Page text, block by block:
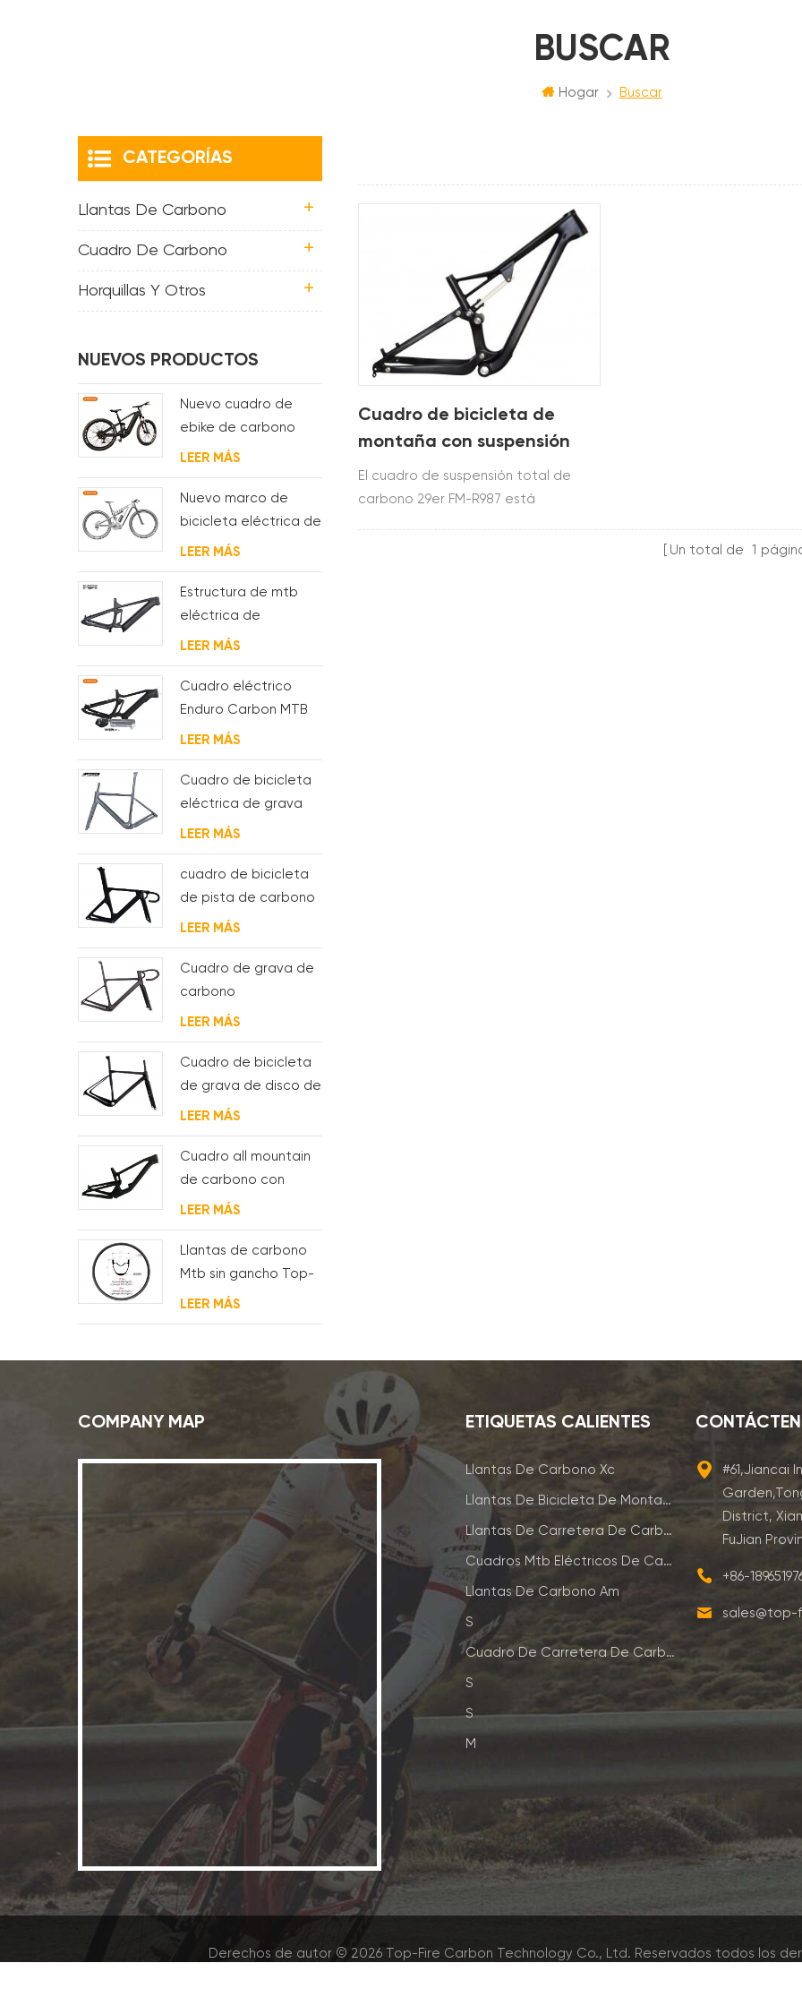
BUSCAR
Hogar Buscar
Cuadro de bicicleta de
montaña con suspensión
completa de fibra de
carbono 29er para XC
El cuadro de suspensión total de
carbono 29er FM-R987 está
Un total de 1
CATEGORÍAS
Llantas De Carbono
Cuadro De Carbono
Horquillas Y Otros
NUEVOS PRODUCTOS
Nuevo cuadro de
ebike de carbono
con motor bafang
M620 de suspensión
completa para MTB y
fat bike
LEER MÁS
Nuevo marco de
bicicleta eléctrica de
suspensión completa
BAFANG G510 de
molde
LEER MÁS
Estructura de mtb
eléctrica de
suspensión con
enrutamiento de
cables
completamente
interno
LEER MÁS
Cuadro eléctrico
Enduro Carbon MTB
con suspensión
completa
LEER MÁS
Cuadro de bicicleta
eléctrica de grava
de carbono con
motor de buje fsa y
batería
LEER MÁS
cuadro de bicicleta
de pista de carbono
aero para sistema
bsa
LEER MÁS
Cuadro de grava de
carbono
Enrutamiento de
cable interno
completo
LEER MÁS
Cuadro de bicicleta
de grava de disco de
ciclocross de
carbono para bb t47
LEER MÁS
Cuadro all mountain
de carbono con
suspensión total 29er
LEER MÁS
Llantas de carbono
Mtb sin gancho Top-
Fire 27.5er 29er 27 mm
de ancho 25 mm de
LEER MÁS
COMPANY MAP ETIQUETAS CALIENTES
Llantas De Carbono Xc
Llantas De Bicicleta De Montaña De Carbono
Llantas De Carretera De Carbono
Cuadros Mtb Eléctricos De Carbono
Llantas De Carbono Am
S
Cuadro De Carretera De Carbono
S
S
M
#61,Jiancai
District,
FuJian
+86-
sales@top-
Derechos de autor © 2026 Top-Fire Carbon Technology Co., Ltd. Reservados todos los